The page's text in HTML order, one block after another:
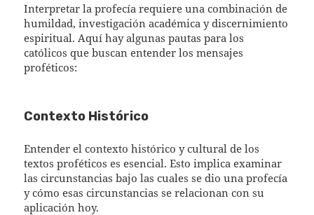
Interpretar la profecía requiere una combinación de
humildad, investigación académica y discernimiento
espiritual. Aquí hay algunas pautas para los
católicos que buscan entender los mensajes
proféticos:
Contexto Histórico
Entender el contexto histórico y cultural de los
textos proféticos es esencial. Esto implica examinar
las circunstancias bajo las cuales se dio una profecía
y cómo esas circunstancias se relacionan con su
aplicación hoy.